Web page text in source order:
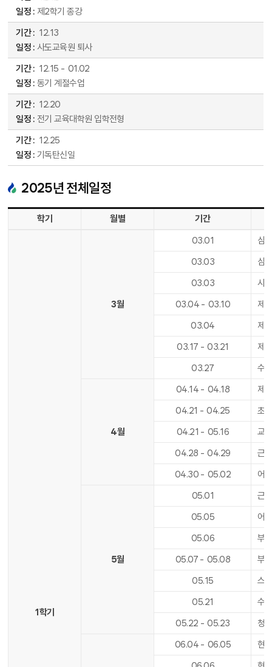
제2학기 종강
12.13
사도교육원 퇴사
12.15 - 01.02
동기 계절수업
12.20
전기 교육대학원 입학전형
12.25
기독탄신일
2025년 전체일정
학기 월별 기간
1학기
3월
03.01
삼
03.03
삼
03.03
사
03.04 - 03.10
제1
03.04
제1
03.17 - 03.21
제1
03.27 수
4월
04.14 - 04.18
제1
04.21 - 04.25
초
04.21 - 05.16
교
04.28 - 04.29
근
04.30 - 05.02 어
5월
05.01
근
05.05
어
05.06
부
05.07 - 05.08
부
05.15
스
05.21
수
05.22 - 05.23
청
06.04 - 06.05
현